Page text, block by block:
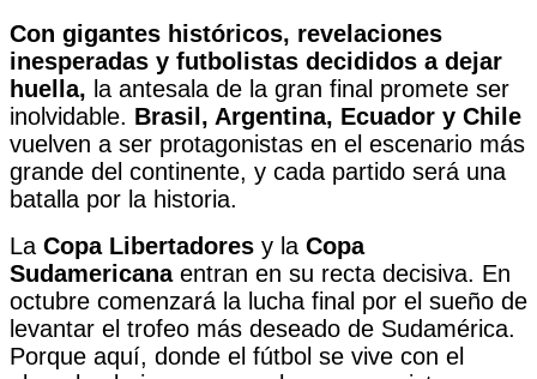
Con gigantes históricos, revelaciones
inesperadas y futbolistas decididos a dejar
huella, la antesala de la gran final promete ser
inolvidable. Brasil, Argentina, Ecuador y Chile
vuelven a ser protagonistas en el escenario más
grande del continente, y cada partido será una
batalla por la historia.
La Copa Libertadores y la Copa
Sudamericanaentran en su recta decisiva. En
octubre comenzará la lucha final por el sueño de
levantar el trofeo más deseado de Sudamérica.
Porque aquí, donde el fútbol se vive con el